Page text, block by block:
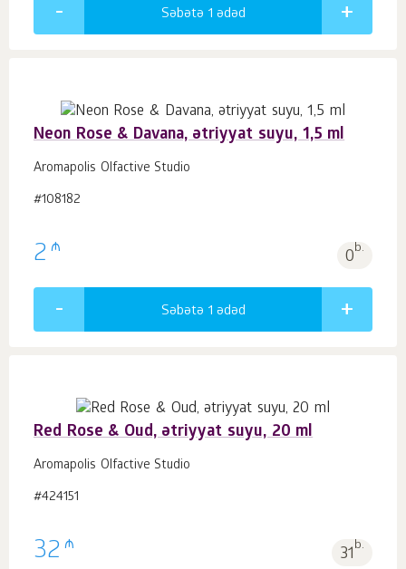
Səbətə 1 ədəd
Neon Rose & Davana, ətriyyat suyu, 1,5 ml
Aromapolis Olfactive Studio
#108182
2 ₼ 0b.
Səbətə 1 ədəd
Red Rose & Oud, ətriyyat suyu, 20 ml
Aromapolis Olfactive Studio
#424151
32 ₼ 31b.